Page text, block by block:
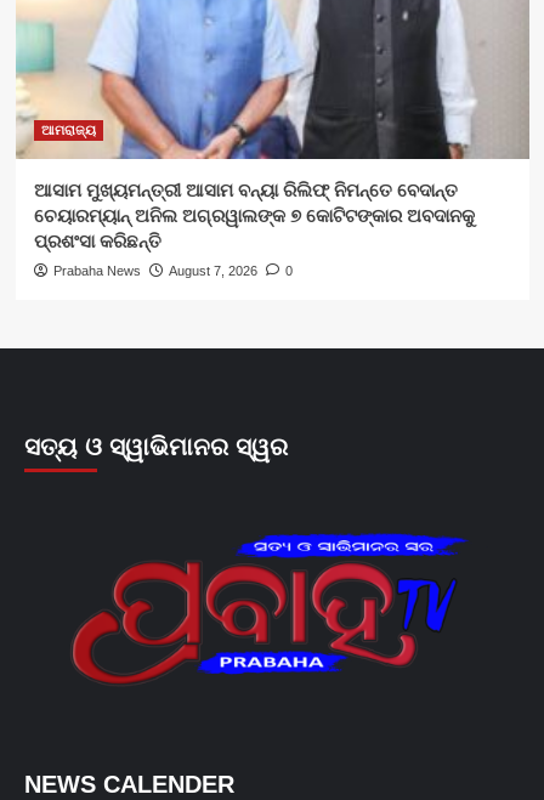
ଆମରାଜ୍ୟ
ଆସାମ ମୁଖ୍ୟମନ୍ତ୍ରୀ ଆସାମ ବନ୍ୟା ରିଲିଫ୍ ନିମନ୍ତେ ବେଦାନ୍ତ
ଚେୟାରମ୍ୟାନ୍ ଅନିଲ ଅଗ୍ରୱାଲଙ୍କ ୭ କୋଟିଟଙ୍କାର ଅବଦାନକୁ
ପ୍ରଶଂସା କରିଛନ୍ତି
Prabaha News August 7, 2026 0
ସତ୍ୟ ଓ ସ୍ୱାଭିମାନର ସ୍ୱର
NEWS CALENDER